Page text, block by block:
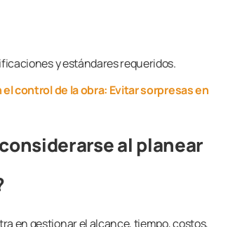
y estándares requeridos.
control de la obra: Evitar sorpresas en
al planear
en gestionar el alcance, tiempo, costos,